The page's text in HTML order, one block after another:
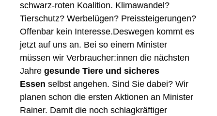
schwarz-roten Koalition. Klimawandel?
Tierschutz? Werbelügen? Preissteigerungen?
Offenbar kein Interesse.Deswegen kommt es
jetzt auf uns an. Bei so einem Minister
müssen wir Verbraucher:innen die nächsten
Jahre gesunde Tiere und sicheres
Essen selbst angehen. Sind Sie dabei? Wir
planen schon die ersten Aktionen an Minister
Rainer. Damit die noch schlagkräftiger